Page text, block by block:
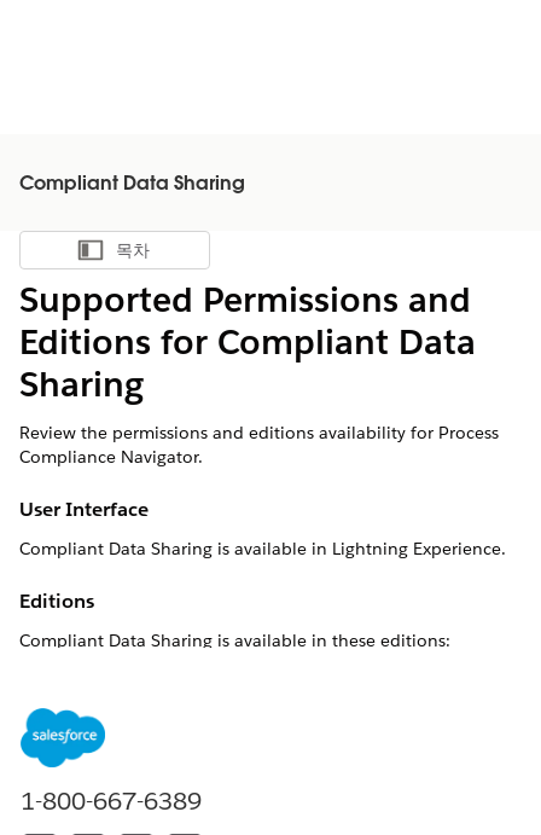
Compliant Data Sharing
목차 표시
목차
Supported Permissions and
Editions for Compliant Data
Sharing
Review the permissions and editions availability for Process
Compliance Navigator.
User Interface
Compliant Data Sharing is available in Lightning Experience.
Editions
Compliant Data Sharing is available in these editions:
Unlimited
Developer
1-800-667-6389